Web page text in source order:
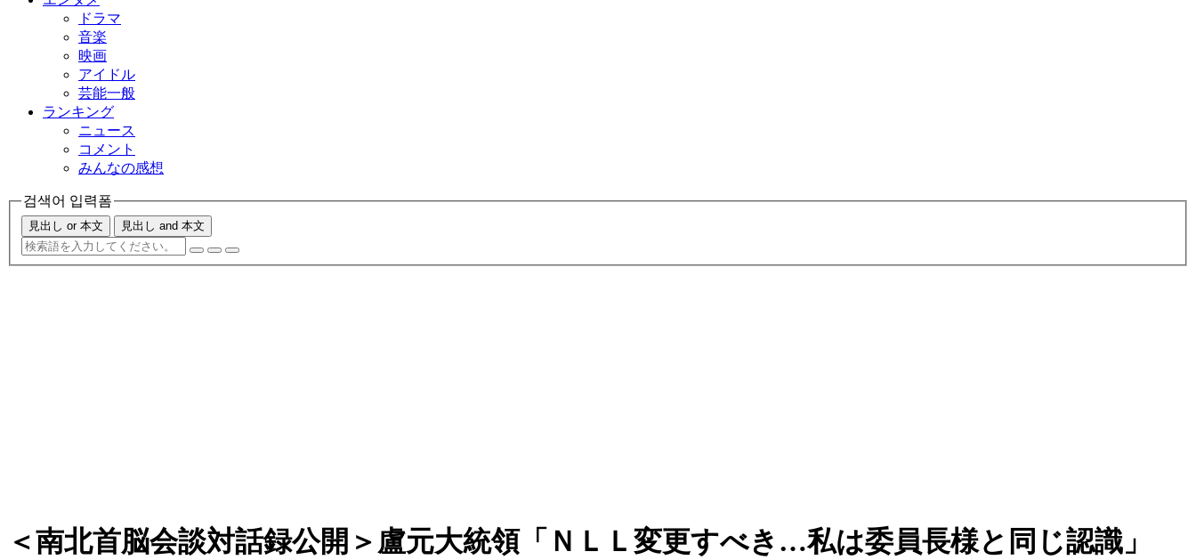
ドラマ
音楽
映画
アイドル
芸能一般
ランキング
ニュース
コメント
みんなの感想
검색어 입력폼
見出し or 本文 見出し and 本文
＜南北首脳会談対話録公開＞盧元大統領「ＮＬＬ変更すべき…私は委員長様と同じ認識」